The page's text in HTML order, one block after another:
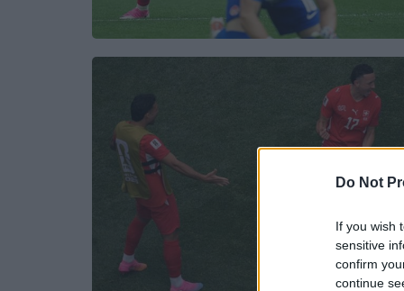
Do Not
If you wish
sensitive
confirm
continue